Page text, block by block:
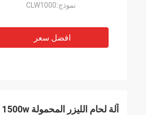
نموذج:CLW1000
افضل سعر
آلة لحام الليزر المحمولة 1500w الألياف الليزر لحام للمعادن الألومنيوم